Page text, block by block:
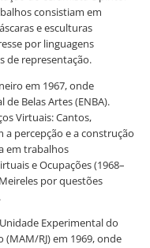
consistiam em
e esculturas
por linguagens
de representação.
em 1967, onde
Belas Artes (ENBA).
Virtuais: Cantos,
percepção e a construção
em trabalhos
e Ocupações (1968–
por questões
Experimental do
RJ) em 1969, onde